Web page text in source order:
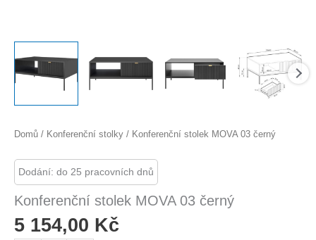
Domů / Konferenční stolky / Konferenční stolek MOVA 03 černý
Dodání: do 25 pracovních dnů
Konferenční stolek MOVA 03 černý
5 154,00 Kč